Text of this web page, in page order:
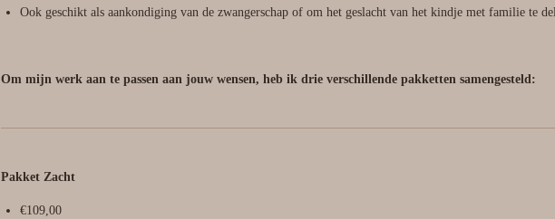
Ook geschikt als aankondiging van de zwangerschap of om het geslacht van het kindje met familie te
Om mijn werk aan te passen aan jouw wensen, heb ik drie verschillende pakketten samengesteld:
Pakket Zacht
€109,00